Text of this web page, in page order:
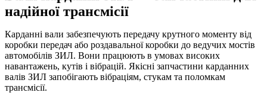
надійної трансмісії
Карданні вали забезпечують передачу крутного моменту від
коробки передач або роздавальної коробки до ведучих мостів
автомобілів ЗИЛ. Вони працюють в умовах високих
навантажень, кутів і вібрацій. Якісні запчастини карданних
валів ЗИЛ запобігають вібраціям, стукам та поломкам
трансмісії.